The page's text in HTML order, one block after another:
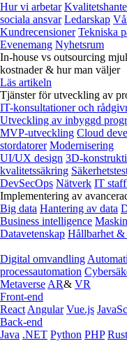
Hur vi arbetar
sociala ansvar Ledarskap
Kundrecensioner Tekniska
Evenemang Nyhetsrum
In-house vs outsourcing
kostnader & hur man väljer
Läs artikeln
Tjänster för utveckling av
IT-konsultationer och
Utveckling av inbyggd
MVP-utveckling Cloud
stordatorer Modernisering
UI/UX design 3D-
kvalitetssäkring
DevSecOps Nätverk IT
Implementering av
Big data Hantering av data
Business intelligence
Datavetenskap Hållbarhet &
Digital omvandling
processautomation
Metaverse AR& VR
Front-end
React Angular Vue.js
Back-end
Java .NET Python PHP Rust